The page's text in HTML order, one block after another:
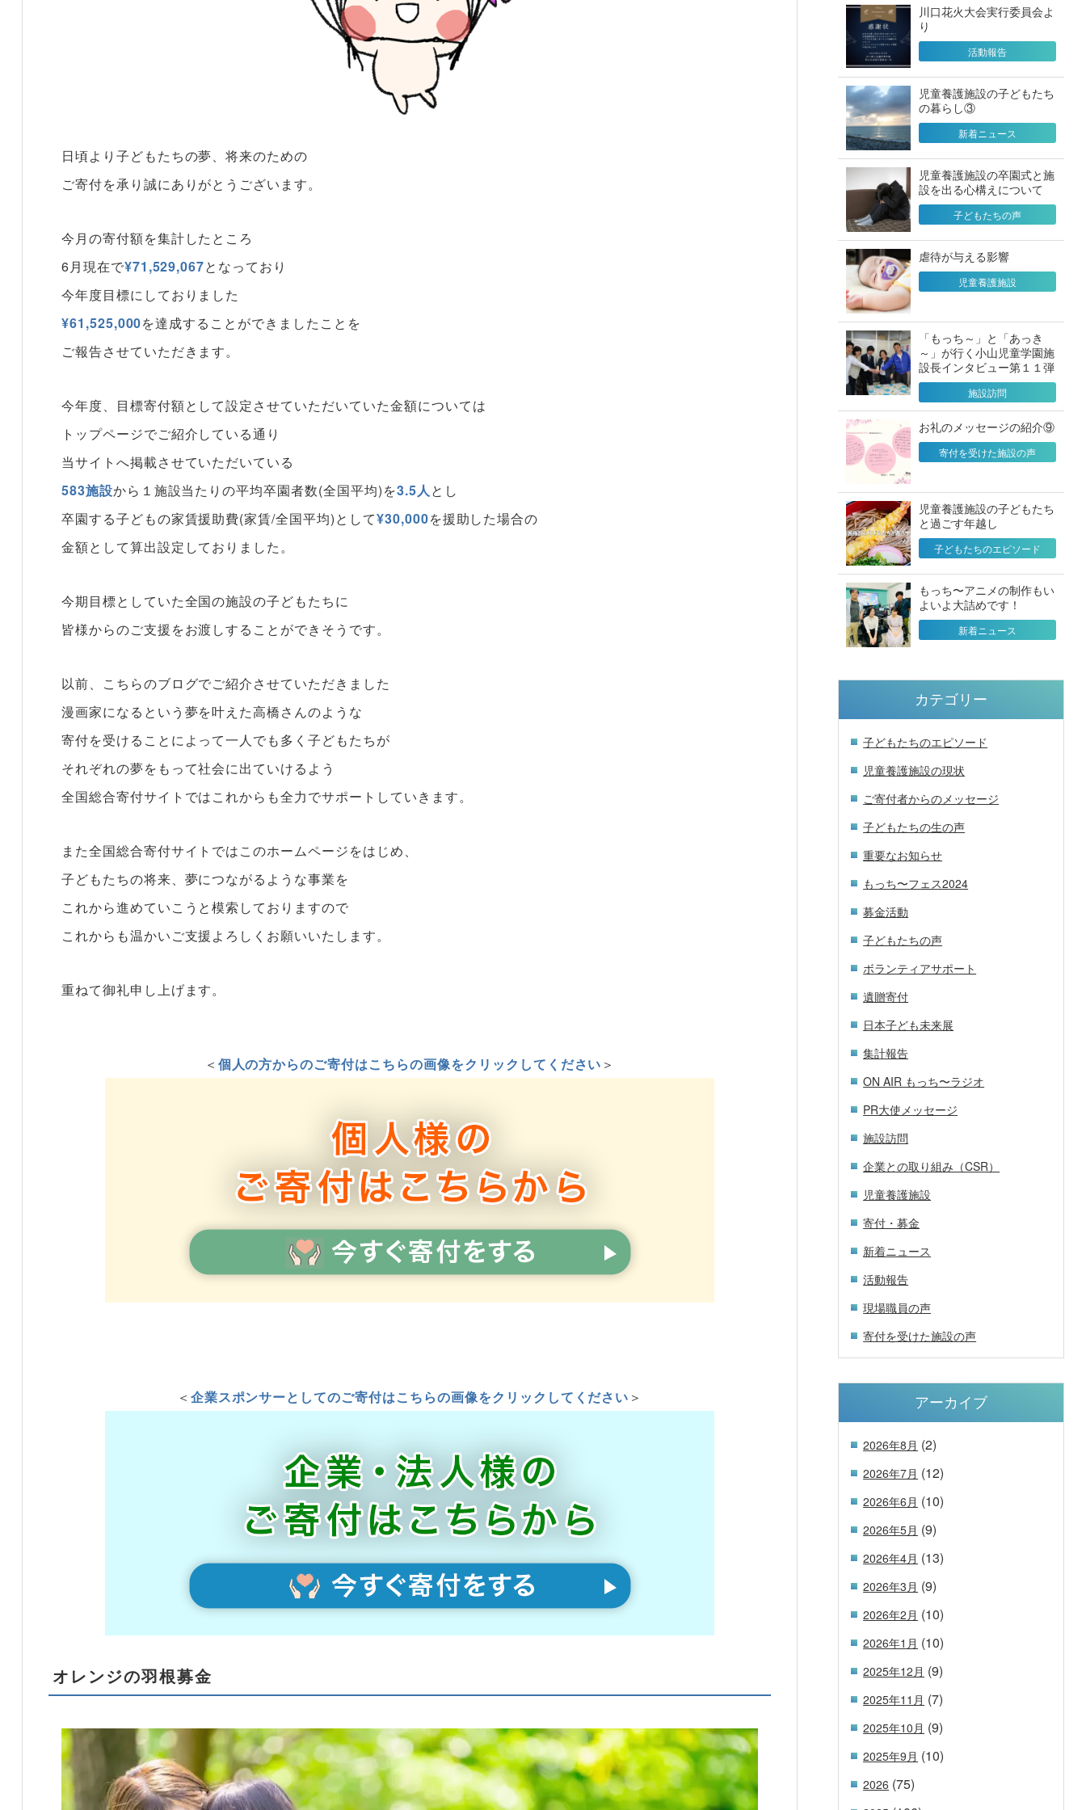
日頃より子どもたちの夢、将来のための
ご寄付を承り誠にありがとうございます。
今月の寄付額を集計したところ
6月現在で¥71,529,067となっており
今年度目標にしておりました
¥61,525,000を達成することができましたことを
ご報告させていただきます。
今年度、目標寄付額として設定させていただいていた金額については
トップページでご紹介している通り
当サイトへ掲載させていただいている
583施設から１施設当たりの平均卒園者数(全国平均)を3.5人とし
卒園する子どもの家賃援助費(家賃/全国平均)として¥30,000を援助した場合の
金額として算出設定しておりました。
今期目標としていた全国の施設の子どもたちに
皆様からのご支援をお渡しすることができそうです。
以前、こちらのブログでご紹介させていただきました
漫画家になるという夢を叶えた高橋さんのような
寄付を受けることによって一人でも多く子どもたちが
それぞれの夢をもって社会に出ていけるよう
全国総合寄付サイトではこれからも全力でサポートしていきます。
また全国総合寄付サイトではこのホームページをはじめ、
子どもたちの将来、夢につながるような事業を
これから進めていこうと模索しておりますので
これからも温かいご支援よろしくお願いいたします。
重ねて御礼申し上げます。
＜ 個人の方からのご寄付はこちらの画像をクリックしてください ＞
＜ 企業スポンサーとしてのご寄付はこちらの画像をクリックしてください ＞
オレンジの羽根募金
川口花火大会実行委員会よ
り
活動報告
児童養護施設の子どもたち
の暮らし③
新着ニュース
児童養護施設の卒園式と施
設を出る心構えについて
子どもたちの声
虐待が与える影響
児童養護施設
「もっち～」と「あっき
～」が行く小山児童学園施
設長インタビュー第１１弾
施設訪問
お礼のメッセージの紹介⑨
寄付を受けた施設の声
児童養護施設の子どもたち
と過ごす年越し
子どもたちのエピソード
もっち〜アニメの制作もい
よいよ大詰めです！
新着ニュース
カテゴリー
子どもたちのエピソード
児童養護施設の現状
ご寄付者からのメッセージ
子どもたちの生の声
重要なお知らせ
もっち〜フェス2024
募金活動
子どもたちの声
ボランティアサポート
遺贈寄付
日本子ども未来展
集計報告
ON AIR もっち〜ラジオ
PR大使メッセージ
施設訪問
企業との取り組み（CSR）
児童養護施設
寄付・募金
新着ニュース
活動報告
現場職員の声
寄付を受けた施設の声
アーカイブ
2026年8月 (2)
2026年7月 (12)
2026年6月 (10)
2026年5月 (9)
2026年4月 (13)
2026年3月 (9)
2026年2月 (10)
2026年1月 (10)
2025年12月 (9)
2025年11月 (7)
2025年10月 (9)
2025年9月 (10)
2026 (75)